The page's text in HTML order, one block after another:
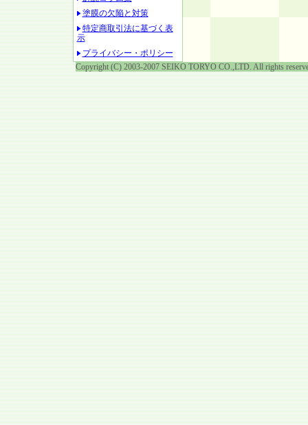
塗膜の欠陥と対策
特定商取引法に基づく表
示
プライバシー・ポリシー
Copyright (C) 2003-2007 SEIKO TORYO CO.,LTD. All rights